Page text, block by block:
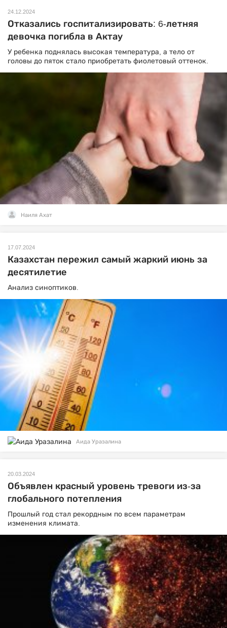
24.12.2024
Отказались госпитализировать: 6-летняя
девочка погибла в Актау
У ребенка поднялась высокая температура, а тело от
головы до пяток стало приобретать фиолетовый оттенок.
Наиля Ахат
17.07.2024
Казахстан пережил самый жаркий июнь за
десятилетие
Анализ синоптиков.
Аида Уразалина
20.03.2024
Объявлен красный уровень тревоги из-за
глобального потепления
Прошлый год стал рекордным по всем параметрам
изменения климата.